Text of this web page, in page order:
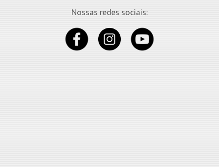
Nossas redes sociais: